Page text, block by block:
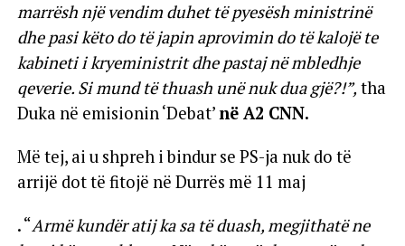
marrësh një vendim duhet të pyesësh ministrinë
dhe pasi këto do të japin aprovimin do të kalojë te
kabineti i kryeministrit dhe pastaj në mbledhje
qeverie. Si mund të thuash unë nuk dua gjë?!”, tha
Duka në emisionin ‘Debat’në A2 CNN.
Më tej, ai u shpreh i bindur se PS-ja nuk do të
arrijë dot të fitojë në Durrës më 11 maj
. “Armë kundër atij ka sa të duash, megjithatë ne